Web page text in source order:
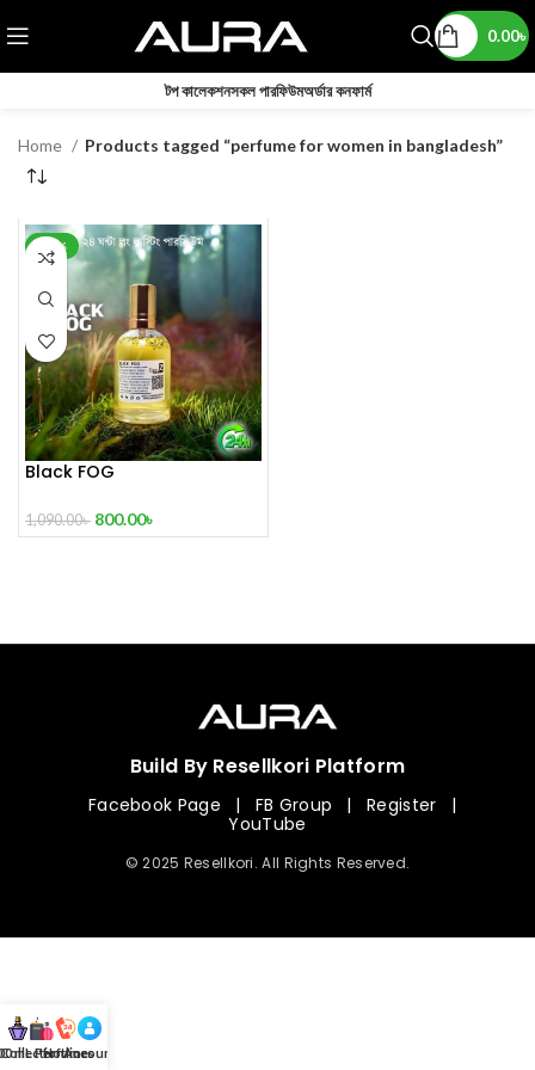
0.00৳
টপ কালেকশনসকল পারফিউমঅর্ডার কনফার্ম
Home Products tagged “perfume for women in bangladesh”
-27%
Black FOG
1,090.00৳ 800.00৳
Build By Resellkori Platform
Facebook Page | FB Group | Register
|
YouTube
© 2025 Resellkori. All Rights Reserved.
mL Perfumes
Hotline
Account